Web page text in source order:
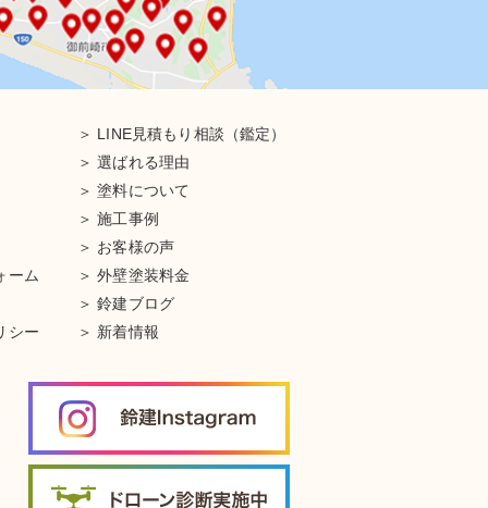
LINE見積もり相談（鑑定）
選ばれる理由
塗料について
施工事例
お客様の声
ーム
外壁塗装料金
鈴建ブログ
シー
新着情報